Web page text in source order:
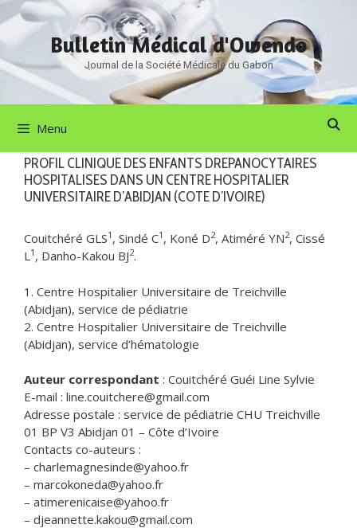
Aller
au
contenu
Bulletin Médical d'Owendo
Journal de la Société Médicale du Gabon
Menu
PROFIL CLINIQUE DES ENFANTS DREPANOCYTAIRES
HOSPITALISES DANS UN CENTRE HOSPITALIER
UNIVERSITAIRE D’ABIDJAN (COTE D’IVOIRE)
Couitchéré GLS1 , Sindé C1 , Koné D2, Atiméré YN2, Cissé
L1 , Danho-Kakou BJ2.
1. Centre Hospitalier Universitaire de Treichville
(Abidjan), service de pédiatrie
2. Centre Hospitalier Universitaire de Treichville
(Abidjan), service d’hématologie
Auteur correspondant : Couitchéré Guéi Line Sylvie
E-mail : line.couitchere@gmail.com
Adresse postale : service de pédiatrie CHU Treichville
01 BP V3 Abidjan 01 – Côte d’Ivoire
Contacts co-auteurs :
– charlemagnesinde@yahoo.fr
– marcokoneda@yahoo.fr
– atimerenicaise@yahoo.fr
– djeannette.kakou@gmail.com